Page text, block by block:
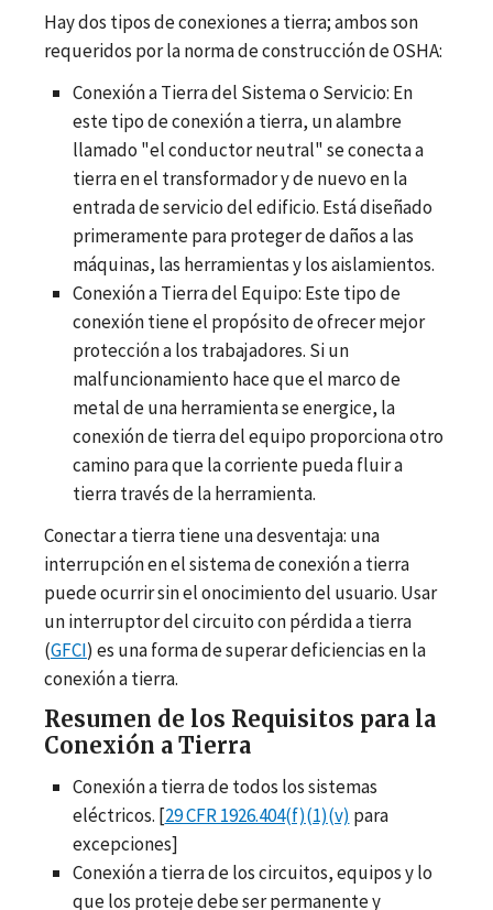
Hay dos tipos de conexiones a tierra; ambos son
requeridos por la norma de construcción de OSHA:
Conexión a Tierra del Sistema o Servicio: En
este tipo de conexión a tierra, un alambre
llamado "el conductor neutral" se conecta a
tierra en el transformador y de nuevo en la
entrada de servicio del edificio. Está diseñado
primeramente para proteger de daños a las
máquinas, las herramientas y los aislamientos.
Conexión a Tierra del Equipo: Este tipo de
conexión tiene el propósito de ofrecer mejor
protección a los trabajadores. Si un
malfuncionamiento hace que el marco de
metal de una herramienta se energice, la
conexión de tierra del equipo proporciona otro
camino para que la corriente pueda fluir a
tierra través de la herramienta.
Conectar a tierra tiene una desventaja: una
interrupción en el sistema de conexión a tierra
puede ocurrir sin el onocimiento del usuario. Usar
un interruptor del circuito con pérdida a tierra
(GFCI) es una forma de superar deficiencias en la
conexión a tierra.
Resumen de los Requisitos para la
Conexión a Tierra
Conexión a tierra de todos los sistemas
eléctricos. [29 CFR 1926.404(f)(1)(v) para
excepciones]
Conexión a tierra de los circuitos, equipos y lo
que los proteje debe ser permanente y